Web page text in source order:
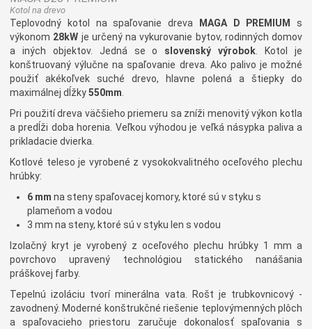
Kotol na drevo
Teplovodný kotol na spaľovanie dreva MAGA D PREMIUM
s
výkonom 28kW je určený na vykurovanie bytov, rodinných domov
a iných objektov. Jedná se o slovenský výrobok. Kotol je
konštruovaný výlučne na spaľovanie dreva. Ako palivo je možné
použiť akékoľvek suché drevo, hlavne polená a štiepky do
maximálnej dĺžky550mm.
Pri použití dreva väčšieho priemeru sa zníži menovitý výkon kotla
a predĺži doba horenia. Veľkou výhodou je veľká násypka paliva a
prikladacie dvierka.
Kotlové teleso je vyrobené z vysokokvalitného oceľového plechu
hrúbky:
6 mm na steny spaľovacej komory, ktoré sú v styku s
plameňom a vodou
3 mm na steny, ktoré sú v styku len s vodou
Izolačný kryt je vyrobený z oceľového plechu hrúbky 1 mm a
povrchovo upravený technológiou statického nanášania
práškovej farby.
Tepelnú izoláciu tvorí minerálna vata. Rošt je trubkovnicový -
zavodnený. Moderné konštrukčné riešenie teplovýmenných plôch
a spaľovacieho priestoru zaručuje dokonalosť spaľovania s